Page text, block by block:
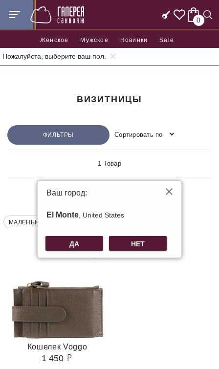
0
Женское Мужское Новинки Sale
Пожалуйста, выберите ваш пол.
Главная Аксессуары Визитницы
ВИЗИТНИЦЫ
ФИЛЬТРЫ Сортировать по
1 Товар
МАЛЕНЬКИЕ КОШЕЛЬКИ
Кошелек Voggo
1 450
Ваш город:
El Monte , United States
ДА НЕТ